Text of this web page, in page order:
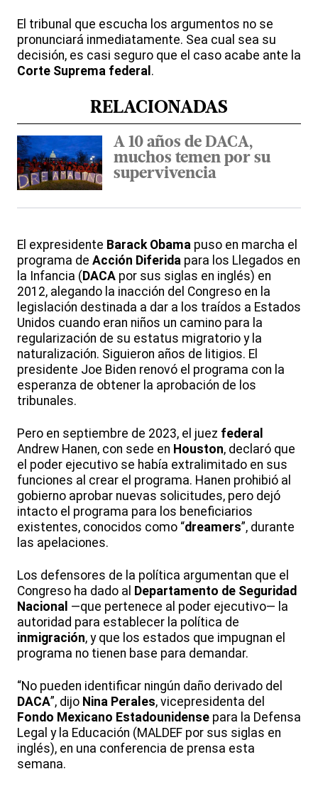
El tribunal que escucha los argumentos no se
pronunciará inmediatamente. Sea cual sea su
decisión, es casi seguro que el caso acabe ante la
Corte Suprema federal .
RELACIONADAS
A 10 años de DACA,
muchos temen por su
supervivencia
El expresidente Barack Obama puso en marcha el
programa de Acción Diferida para los Llegados en
la Infancia ( DACA por sus siglas en inglés) en
2012, alegando la inacción del Congreso en la
legislación destinada a dar a los traídos a Estados
Unidos cuando eran niños un camino para la
regularización de su estatus migratorio y la
naturalización. Siguieron años de litigios. El
presidente Joe Biden renovó el programa con la
esperanza de obtener la aprobación de los
tribunales.
Pero en septiembre de 2023, el juez federal
Andrew Hanen, con sede en Houston, declaró que
el poder ejecutivo se había extralimitado en sus
funciones al crear el programa. Hanen prohibió al
gobierno aprobar nuevas solicitudes, pero dejó
intacto el programa para los beneficiarios
existentes, conocidos como “dreamers”, durante
las apelaciones.
Los defensores de la política argumentan que el
Congreso ha dado al Departamento de Seguridad
Nacional —que pertenece al poder ejecutivo— la
autoridad para establecer la política de
inmigración, y que los estados que impugnan el
programa no tienen base para demandar.
“No pueden identificar ningún daño derivado del
DACA”, dijo Nina Perales, vicepresidenta del
Fondo Mexicano Estadounidense para la Defensa
Legal y la Educación (MALDEF por sus siglas en
inglés), en una conferencia de prensa esta
semana.